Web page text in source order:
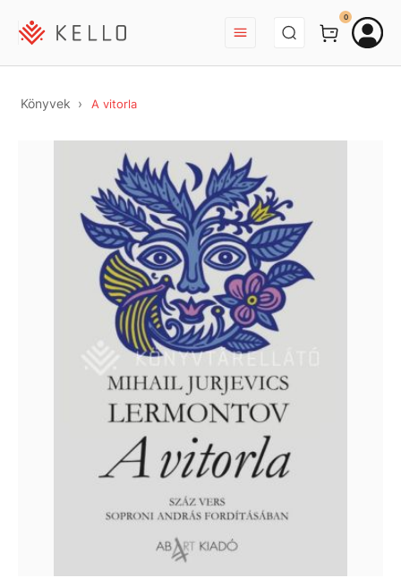
BEJELENTKEZÉS
0
Könyvek A vitorla